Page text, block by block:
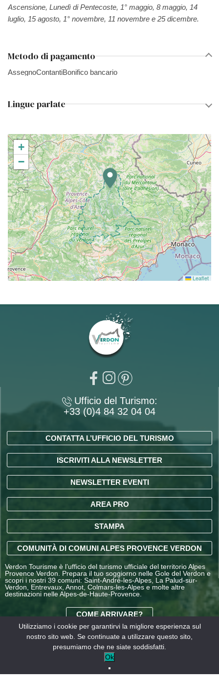
Ascensione, Lunedì di Pentecoste, 1° maggio, 8 maggio, 14
luglio, 15 agosto, 1° novembre, 11 novembre e 25 dicembre.
Metodo di pagamento
AssegnoContantiBonifico bancario
Lingue parlate
+
−
Leaflet
Ufficio del Turismo:
+33 (0)4 84 32 04 04
CONTATTA L’UFFICIO DEL TURISMO
ISCRIVITI ALLA NEWSLETTER
NEWSLETTER EVENTI
AREA PRO
STAMPA
COMUNITÀ DI COMUNI ALPES PROVENCE VERDON
Verdon Tourisme è l’ufficio del turismo ufficiale del territorio Alpes
Provence Verdon. Prepara il tuo soggiorno nelle Gole del Verdon e
scopri i nostri 39 comuni: Saint-André-les-Alpes, La Palud-sur-
Verdon, Entrevaux, Annot, Colmars-les-Alpes e molte altre
destinazioni nelle Alpes-de-Haute-Provence.
COME ARRIVARE?
CONDIZIONI GENERALI
DI VENDITA OFFICE DE
TOURISME
INTERCOMMUNAL –
VERDON TOURISME
Utilizziamo i cookie per garantirvi la migliore esperienza sul
nostro sito web. Se continuate a utilizzare questo sito,
presumiamo che ne siate soddisfatti.
Ok